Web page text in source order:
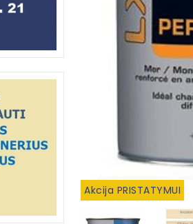
Akcija PRISTATYMUI